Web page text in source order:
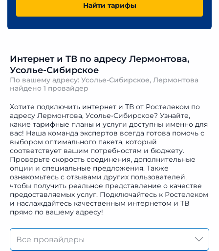
Найти тарифы
Интернет и ТВ по адресу Лермонтова,
Усолье-Сибирское
По вашему адресу: Усолье-Сибирское, Лермонтова
найдено 1 провайдер
Хотите подключить интернет и ТВ от Ростелеком по
адресу Лермонтова, Усолье-Сибирское? Узнайте,
какие тарифные планы и услуги доступны именно для
вас! Наша команда экспертов всегда готова помочь с
выбором оптимального пакета, который
соответствует вашим потребностям и бюджету.
Проверьте скорость соединения, дополнительные
опции и специальные предложения. Также
ознакомьтесь с отзывами других пользователей,
чтобы получить реальное представление о качестве
предоставляемых услуг. Подключайтесь к Ростелеком
и наслаждайтесь качественным интернетом и ТВ
прямо по вашему адресу!